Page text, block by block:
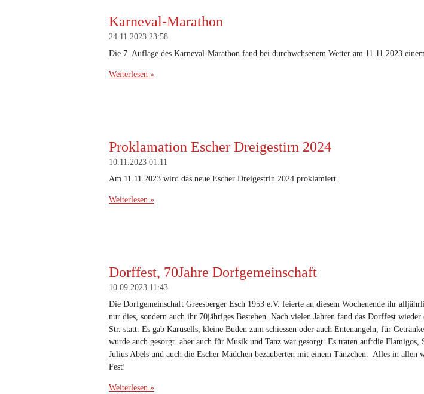
Karneval-Marathon
24.11.2023 23:58
Die 7. Auflage des Karneval-Marathon fand bei durchwchsenem Wetter am 11.11.2023
Weiterlesen »
Proklamation Escher Dreigestirn 2024
10.11.2023 01:11
Am 11.11.2023 wird das neue Escher Dreigestrin 2024 proklamiert.
Weiterlesen »
Dorffest, 70Jahre Dorfgemeinschaft
10.09.2023 11:43
Die Dorfgemeinschaft Greesberger Esch 1953 e.V. feierte an diesem Wochenende ihr
nur dies, sondern auch ihr 70jähriges Bestehen. Nach vielen Jahren fand das Dorffest
Str. statt. Es gab Karusells, kleine Buden zum schiessen oder auch Entenangeln, für
wurde auch gesorgt. aber auch für Musik und Tanz war gesorgt. Es traten auf:die Flamigos,
Julius Abels und auch die Escher Mädchen bezauberten mit einem Tänzchen. Alles in allen
Fest!
Weiterlesen »